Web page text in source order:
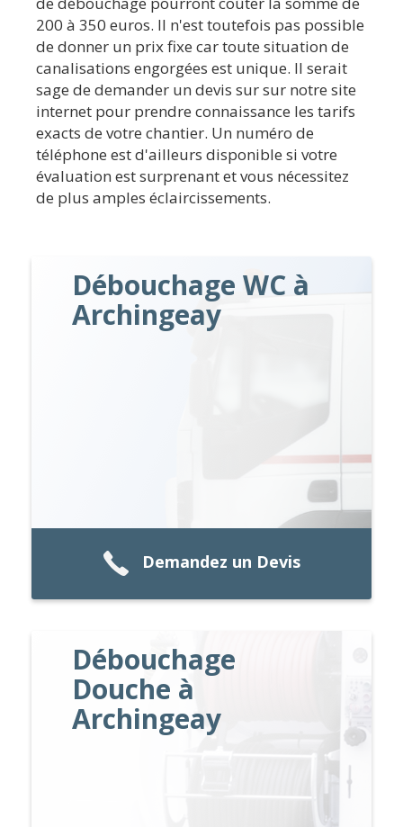
200 à 350 euros. Il n'est toutefois pas possible
de donner un prix fixe car toute situation de
canalisations engorgées est unique. Il serait
sage de demander un devis sur sur notre site
internet pour prendre connaissance les tarifs
exacts de votre chantier. Un numéro de
téléphone est d'ailleurs disponible si votre
évaluation est surprenant et vous nécessitez
de plus amples éclaircissements.
Débouchage WC à
Archingeay
Demandez un Devis
Débouchage
Douche à
Archingeay